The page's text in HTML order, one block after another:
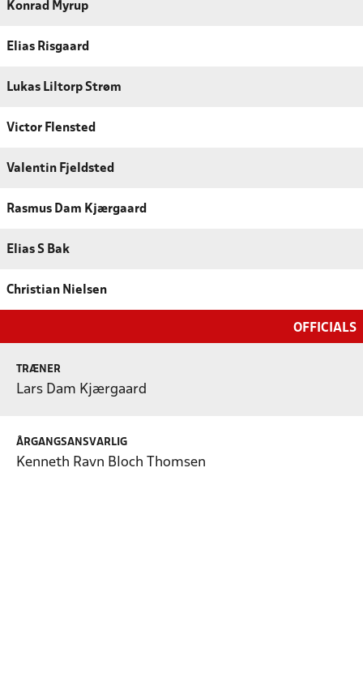
Konrad Myrup
Elias Risgaard
Lukas Liltorp Strøm
Victor Flensted
Valentin Fjeldsted
Rasmus Dam Kjærgaard
Elias S Bak
Christian Nielsen
OFFICIALS
TRÆNER
Lars Dam Kjærgaard
ÅRGANGSANSVARLIG
Kenneth Ravn Bloch Thomsen